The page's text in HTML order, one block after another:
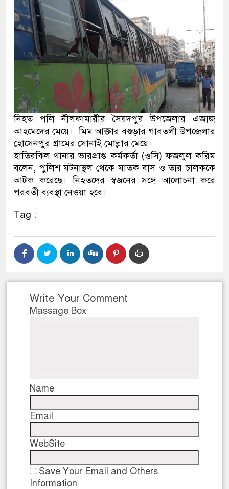
নিহত পলি নীলফামারীর সৈয়দপুর উপজেলার এজাজ
আহমেদের মেয়ে। মিম আক্তার বগুড়ার গাবতলী উপজেলার
হোসেনপুর গ্রামের সোনাই মোল্লার মেয়ে।
হাতিরঝিল থানার ভারপ্রাপ্ত কর্মকর্তা (ওসি) ফজলুল করিম
বলেন, পুলিশ ঘটনাস্থল থেকে ঘাতক বাস ও তার চালককে
আটক করেছে। নিহতদের স্বজনের সঙ্গে আলোচনা করে
পরবর্তী ব্যবস্থা নেওয়া হবে।
Tag :
Write Your Comment
Massage Box
Name
Email
WebSite
Save Your Email and Others
Information